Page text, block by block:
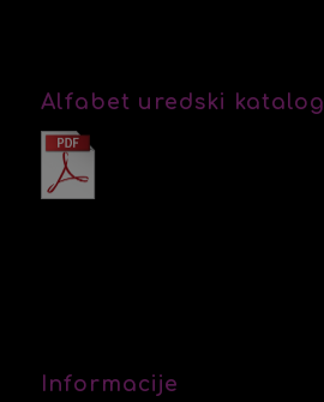
Alfabet uredski katalog
Informacije